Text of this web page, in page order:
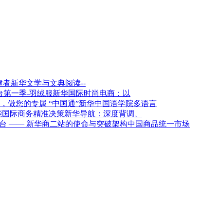
新华文学与文典阅读--
新华国际时尚电商：以
新华中国语学院多语言
新华导航：深度背调、
架构中国商品统一市场